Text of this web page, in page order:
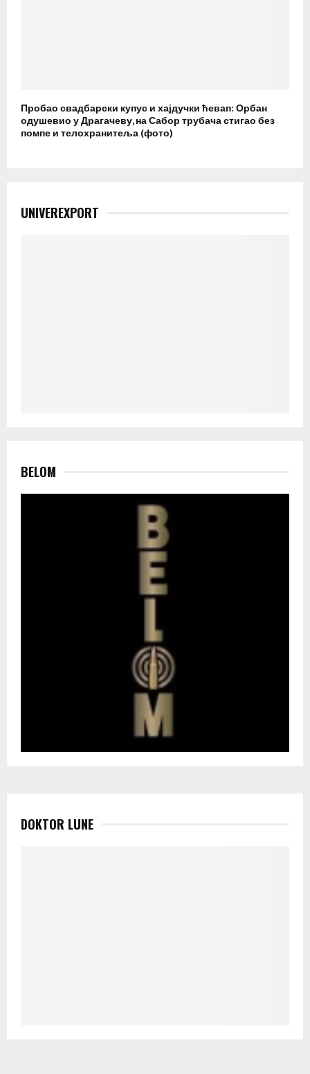
Пробао свадбарски купус и хајдучки ћевап: Орбан
одушевио у Драгачеву, на Сабор трубача стигао без
помпе и телохранитеља (фото)
UNIVEREXPORT
BELOM
DOKTOR LUNE